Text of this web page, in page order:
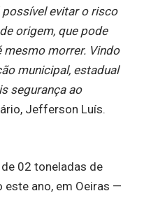
evitar o risco
origem, que pode
mesmo morrer. Vindo
municipal, estadual
segurança ao
Jefferson Luís.